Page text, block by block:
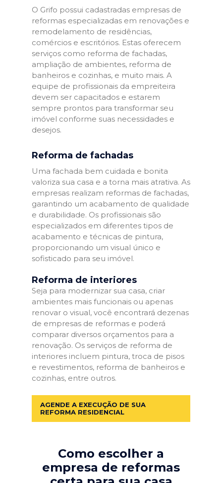
O Grifo possui cadastradas empresas de
reformas especializadas em renovações e
remodelamento de residências,
comércios e escritórios. Estas oferecem
serviços como reforma de fachadas,
ampliação de ambientes, reforma de
banheiros e cozinhas, e muito mais. A
equipe de profissionais da empreiteira
devem ser capacitados e estarem
sempre prontos para transformar seu
imóvel conforme suas necessidades e
desejos.
Reforma de fachadas
Uma fachada bem cuidada e bonita
valoriza sua casa e a torna mais atrativa. As
empresas realizam reformas de fachadas,
garantindo um acabamento de qualidade
e durabilidade. Os profissionais são
especializados em diferentes tipos de
acabamento e técnicas de pintura,
proporcionando um visual único e
sofisticado para seu imóvel.
Reforma de interiores
Seja para modernizar sua casa, criar
ambientes mais funcionais ou apenas
renovar o visual, você encontrará dezenas
de empresas de reformas e poderá
comparar diversos orçamentos para a
renovação. Os serviços de reforma de
interiores incluem pintura, troca de pisos
e revestimentos, reforma de banheiros e
cozinhas, entre outros.
AGENDE A EXECUÇÃO DE SUA
REFORMA RESIDENCIAL
Como escolher a
empresa de reformas